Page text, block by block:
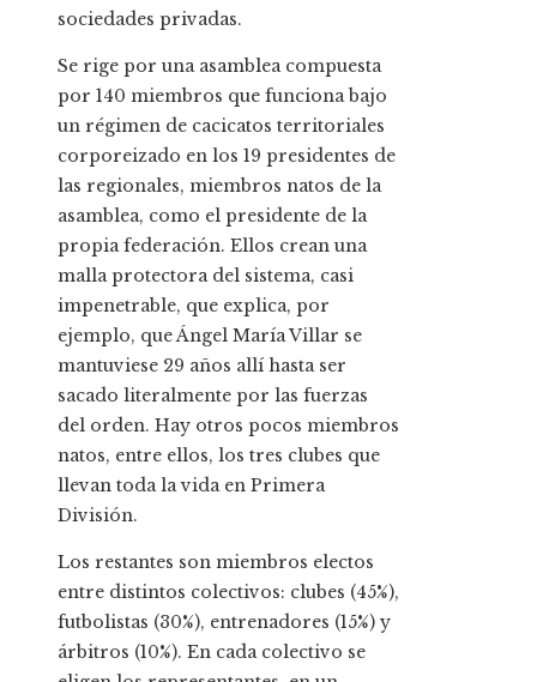
sociedades privadas.
Se rige por una asamblea compuesta
por 140 miembros que funciona bajo
un régimen de cacicatos territoriales
corporeizado en los 19 presidentes de
las regionales, miembros natos de la
asamblea, como el presidente de la
propia federación. Ellos crean una
malla protectora del sistema, casi
impenetrable, que explica, por
ejemplo, que Ángel María Villar se
mantuviese 29 años allí hasta ser
sacado literalmente por las fuerzas
del orden. Hay otros pocos miembros
natos, entre ellos, los tres clubes que
llevan toda la vida en Primera
División.
Los restantes son miembros electos
entre distintos colectivos: clubes (45%),
futbolistas (30%), entrenadores (15%) y
árbitros (10%). En cada colectivo se